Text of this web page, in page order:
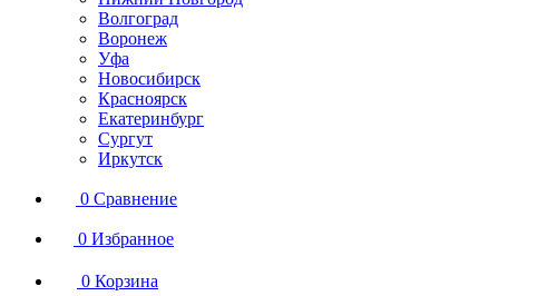
Волгоград
Воронеж
Уфа
Новосибирск
Красноярск
Екатеринбург
Сургут
Иркутск
0 Сравнение
0 Избранное
0 Корзина